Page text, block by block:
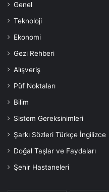
Genel
Teknoloji
Ekonomi
Gezi Rehberi
Alışveriş
Püf Noktaları
Bilim
Sistem Gereksinimleri
Şarkı Sözleri Türkçe İngilizce
Doğal Taşlar ve Faydaları
Şehir Hastaneleri